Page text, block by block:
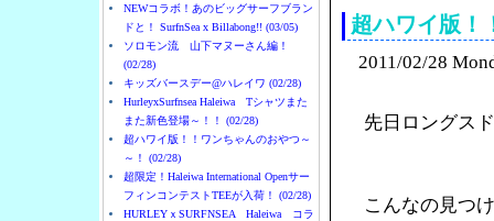
NEWコラボ！あのビッグサーフブラン
ドと！ SurfnSea x Billabong!! (03/05)
ソロモン流 山下マヌーさん編！
(02/28)
キッズバースデー@ハレイワ (02/28)
HurleyxSurfnsea Haleiwa Tシャツまた
また新色登場～！！ (02/28)
超ハワイ版！！ワンちゃんのおやつ～
～！ (02/28)
超限定！Haleiwa International Openサー
フィンコンテストTEEが入荷！ (02/28)
HURLEYｘSURFNSEA Haleiwa コラ
超ハワイ版！
2011/02/28
先日ロングス
こんなの見つ